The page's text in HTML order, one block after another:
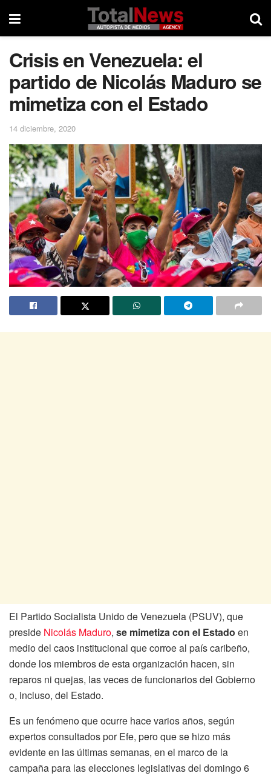
Crisis en Venezuela: el
partido de Nicolás Maduro se
mimetiza con el Estado
14 diciembre, 2020
El Partido Socialista Unido de Venezuela (PSUV), que
preside Nicolás Maduro, se mimetiza con el Estado en
medio del caos institucional que corroe al país caribeño,
donde los miembros de esta organización hacen, sin
reparos ni quejas, las veces de funcionarios del Gobierno
o, incluso, del Estado.
Es un fenómeno que ocurre hace varios años, según
expertos consultados por Efe, pero que se hizo más
evidente en las últimas semanas, en el marco de la
campaña para las elecciones legislativas del domingo 6